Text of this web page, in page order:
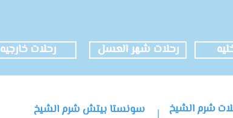
رحلات خارجيه رحلات شهر العسل
سونستا بيتش شرم الشيخ شرم الشيخ